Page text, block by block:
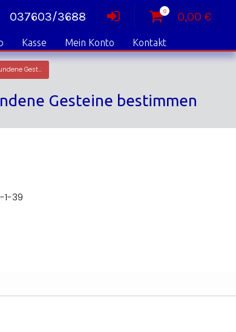
037603/3688 0 0,00 €
Kasse Mein Konto Kontakt
Zeugen der Eiszeit in der Lausitz und im Elbsandsteingebirge – In der Natur gefundene Gesteine bestimmen
Gesteine bestimmen
1-39